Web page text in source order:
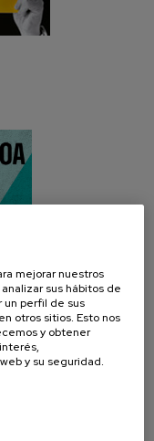
mejorar nuestros
sus hábitos de
un perfil de sus
otros sitios. Esto nos
y obtener
y su seguridad.